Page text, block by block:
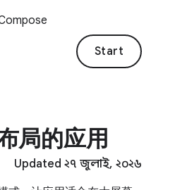
Start
局的应用
Updated ২৭ জুলাই, ২০২৬